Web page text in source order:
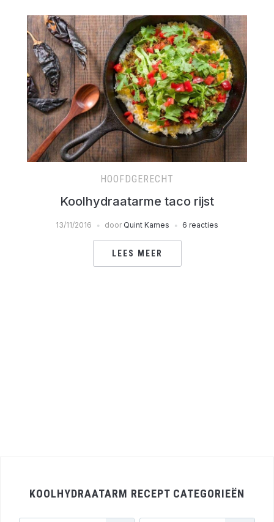
HOOFDGERECHT
Koolhydraatarme taco rijst
13/11/2016 door Quint Kames 6 reacties
LEES MEER
KOOLHYDRAATARM RECEPT CATEGORIEËN